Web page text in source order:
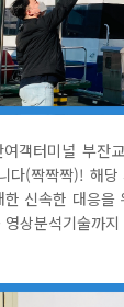
객터미널 부잔
다(짝짝짝)! 해당
신속한 대응을
상분석기술까